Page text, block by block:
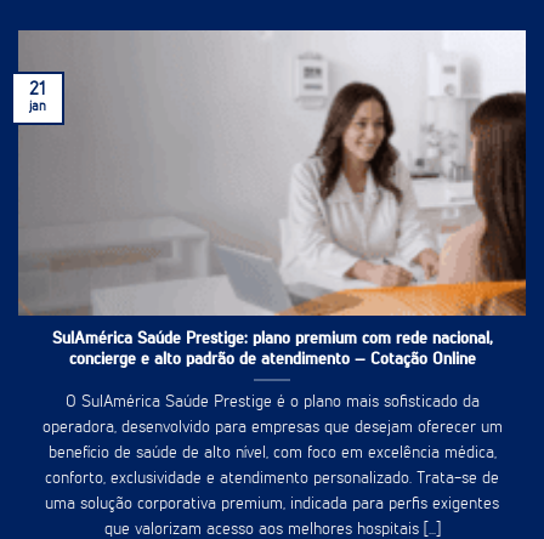
SulAmérica Saúde Prestige: plano premium com rede nacional,
concierge e alto padrão de atendimento – Cotação Online
O SulAmérica Saúde Prestige é o plano mais sofisticado da
operadora, desenvolvido para empresas que desejam oferecer um
benefício de saúde de alto nível, com foco em excelência médica,
conforto, exclusividade e atendimento personalizado. Trata-se de
uma solução corporativa premium, indicada para perfis exigentes
que valorizam acesso aos melhores hospitais [...]
21
jan